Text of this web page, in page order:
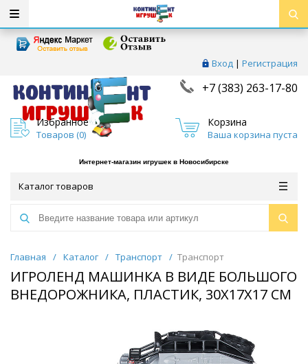
Вход | Регистрация
+7 (383) 263-17-80
Избранное
Товаров (0)
Корзина
Ваша корзина пуста
Интернет-магазин игрушек в Новосибирске
Каталог товаров
Главная / Каталог / Транспорт / Транспорт
ИГРОЛЕНД МАШИНКА В ВИДЕ БОЛЬШОГО
ВНЕДОРОЖНИКА, ПЛАСТИК, 30Х17Х17 СМ